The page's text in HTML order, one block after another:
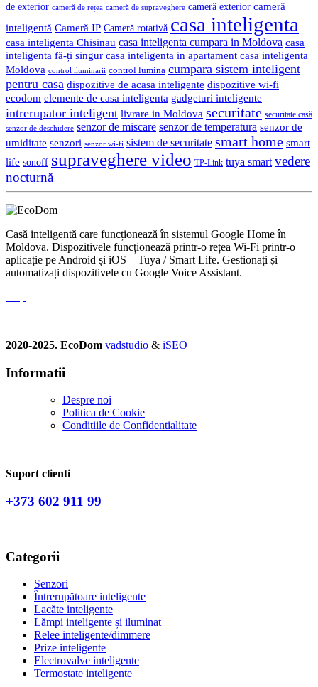
de exterior cameră de rețea cameră de supraveghere cameră exterior cameră
inteligentă Cameră IP Cameră rotativă casa inteligenta
casa inteligenta Chisinau casa inteligenta cumpara in Moldova casa
inteligenta fă-ți singur casa inteligenta in apartament casa inteligenta
Moldova control iluminarii control lumina cumpara sistem inteligent
pentru casa dispozitive de acasa inteligente dispozitive wi-fi
ecodom elemente de casa inteligenta gadgeturi inteligente
intrerupator inteligent livrare in Moldova securitate securitate casă
senzor de deschidere senzor de miscare senzor de temperatura senzor de
umiditate senzori senzor wi-fi sistem de securitate smart home smart
life sonoff supraveghere video TP-Link tuya smart vedere
nocturnă
Casă inteligentă care funcționează în sistemul Google Home în
Moldova. Dispozitivele funcționează printr-o rețea Wi-Fi printr-o
aplicație pe Android și iOS – Tuya / Smart Life. Gestionați și
automatizați dispozitivele cu Google Voice Assistant.
2020-2025. EcoDom vadstudio & iSEO
Informatii
Despre noi
Politica de Сookie
Conditiile de Confidentialitate
Suport clienti
+373 602 911 99
Categorii
Senzori
Întrerupătoare inteligente
Lacăte inteligente
Lămpi inteligente și iluminat
Relee inteligente/dimmere
Prize inteligente
Electrovalve inteligente
Termostate inteligente